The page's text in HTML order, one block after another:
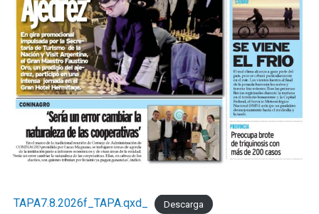
TAPA7.8.2026f_TAPA.qxd_ Descarga